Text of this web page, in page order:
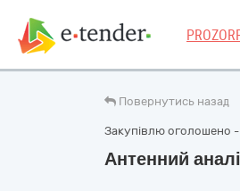
Повернутись назад
Закупівлю оголошено
Антенний